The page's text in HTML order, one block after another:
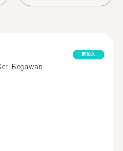
Begawan
新加入